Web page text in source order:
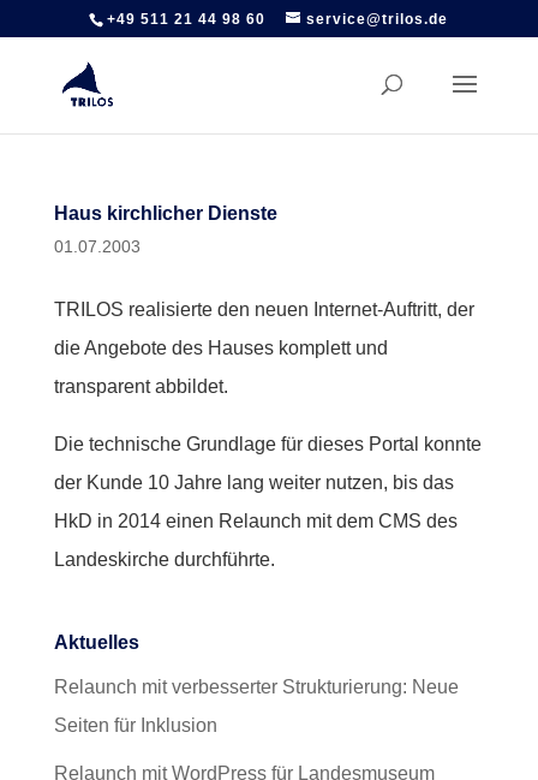
+49 511 21 44 98 60 service@trilos.de
Haus kirchlicher Dienste
01.07.2003
TRILOS realisierte den neuen Internet-Auftritt, der
die Angebote des Hauses komplett und
transparent abbildet.
Die technische Grundlage für dieses Portal konnte
der Kunde 10 Jahre lang weiter nutzen, bis das
HkD in 2014 einen Relaunch mit dem CMS des
Landeskirche durchführte.
Aktuelles
Relaunch mit verbesserter Strukturierung: Neue
Seiten für Inklusion
Relaunch mit WordPress für Landesmuseum